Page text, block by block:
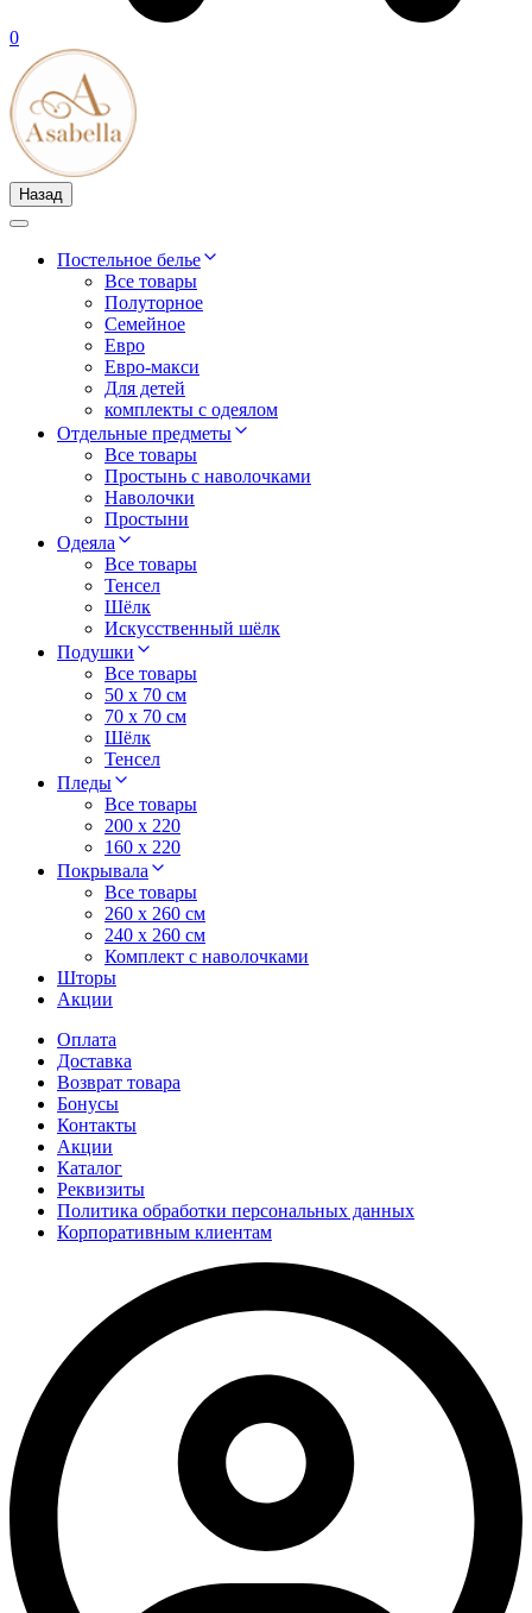
0
Назад
Постельное белье
Все товары
Полуторное
Семейное
Евро
Евро-макси
Для детей
комплекты с одеялом
Отдельные предметы
Все товары
Простынь с наволочками
Наволочки
Простыни
Одеяла
Все товары
Тенсел
Шёлк
Искусственный шёлк
Подушки
Все товары
50 x 70 см
70 x 70 см
Шёлк
Тенсел
Пледы
Все товары
200 х 220
160 х 220
Покрывала
Все товары
260 x 260 см
240 х 260 см
Комплект с наволочками
Шторы
Акции
Оплата
Доставка
Возврат товара
Бонусы
Контакты
Акции
Каталог
Реквизиты
Политика обработки персональных данных
Корпоративным клиентам